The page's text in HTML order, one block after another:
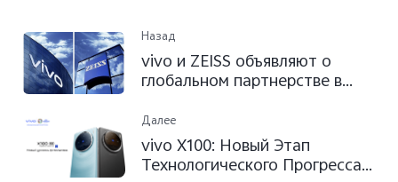
Назад
vivo и ZEISS объявляют о
глобальном партнерстве в
фотографии
Далее
vivo X100: Новый Этап
Технологического Прогресса в